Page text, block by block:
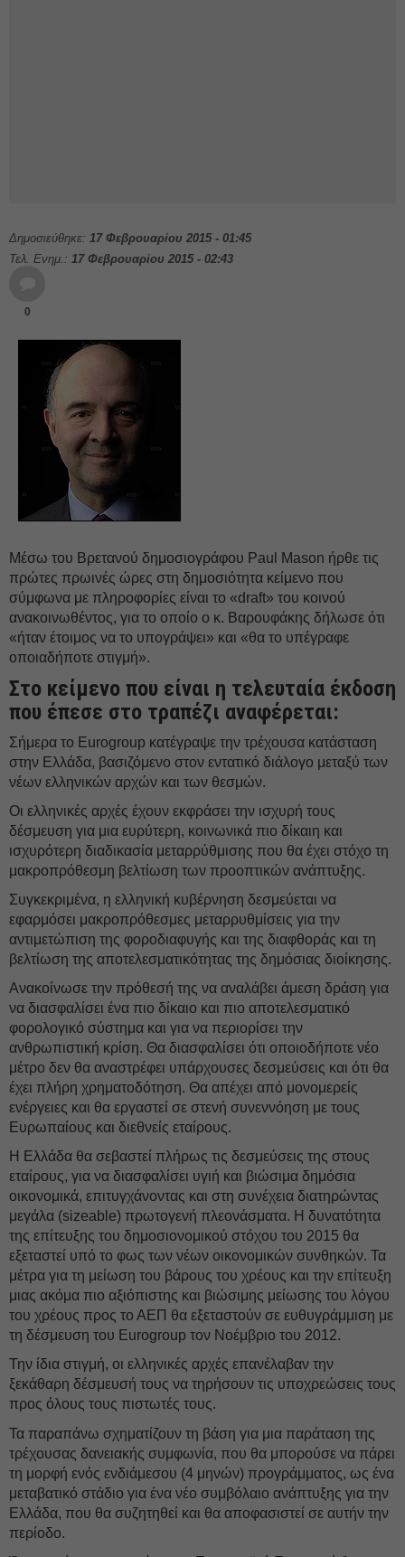
Δημοσιεύθηκε: 17 Φεβρουαρίου 2015 - 01:45
Τελ. Ενημ.: 17 Φεβρουαρίου 2015 - 02:43
0
Μέσω του Βρετανού δημοσιογράφου Paul Μason ήρθε τις
πρώτες πρωινές ώρες στη δημοσιότητα κείμενο που
σύμφωνα με πληροφορίες είναι το «draft» του κοινού
ανακοινωθέντος, για το οποίο ο κ. Βαρουφάκης δήλωσε ότι
«ήταν έτοιμος να το υπογράψει» και «θα το υπέγραφε
οποιαδήποτε στιγμή».
Στο κείμενο που είναι η τελευταία έκδοση
που έπεσε στο τραπέζι αναφέρεται:
Σήμερα το Eurogroup κατέγραψε την τρέχουσα κατάσταση
στην Ελλάδα, βασιζόμενο στον εντατικό διάλογο μεταξύ των
νέων ελληνικών αρχών και των θεσμών.
Οι ελληνικές αρχές έχουν εκφράσει την ισχυρή τους
δέσμευση για μια ευρύτερη, κοινωνικά πιο δίκαιη και
ισχυρότερη διαδικασία μεταρρύθμισης που θα έχει στόχο τη
μακροπρόθεσμη βελτίωση των προοπτικών ανάπτυξης.
Συγκεκριμένα, η ελληνική κυβέρνηση δεσμεύεται να
εφαρμόσει μακροπρόθεσμες μεταρρυθμίσεις για την
αντιμετώπιση της φοροδιαφυγής και της διαφθοράς και τη
βελτίωση της αποτελεσματικότητας της δημόσιας διοίκησης.
Ανακοίνωσε την πρόθεσή της να αναλάβει άμεση δράση για
να διασφαλίσει ένα πιο δίκαιο και πιο αποτελεσματικό
φορολογικό σύστημα και για να περιορίσει την
ανθρωπιστική κρίση. Θα διασφαλίσει ότι οποιοδήποτε νέο
μέτρο δεν θα αναστρέφει υπάρχουσες δεσμεύσεις και ότι θα
έχει πλήρη χρηματοδότηση. Θα απέχει από μονομερείς
ενέργειες και θα εργαστεί σε στενή συνεννόηση με τους
Ευρωπαίους και διεθνείς εταίρους.
Η Ελλάδα θα σεβαστεί πλήρως τις δεσμεύσεις της στους
εταίρους, για να διασφαλίσει υγιή και βιώσιμα δημόσια
οικονομικά, επιτυγχάνοντας και στη συνέχεια διατηρώντας
μεγάλα (sizeable) πρωτογενή πλεονάσματα. Η δυνατότητα
της επίτευξης του δημοσιονομικού στόχου του 2015 θα
εξεταστεί υπό το φως των νέων οικονομικών συνθηκών. Τα
μέτρα για τη μείωση του βάρους του χρέους και την επίτευξη
μιας ακόμα πιο αξιόπιστης και βιώσιμης μείωσης του λόγου
του χρέους προς το ΑΕΠ θα εξεταστούν σε ευθυγράμμιση με
τη δέσμευση του Eurogroup τον Νοέμβριο του 2012.
Την ίδια στιγμή, οι ελληνικές αρχές επανέλαβαν την
ξεκάθαρη δέσμευσή τους να τηρήσουν τις υποχρεώσεις τους
προς όλους τους πιστωτές τους.
Τα παραπάνω σχηματίζουν τη βάση για μια παράταση της
τρέχουσας δανειακής συμφωνία, που θα μπορούσε να πάρει
τη μορφή ενός ενδιάμεσου (4 μηνών) προγράμματος, ως ένα
μεταβατικό στάδιο για ένα νέο συμβόλαιο ανάπτυξης για την
Ελλάδα, που θα συζητηθεί και θα αποφασιστεί σε αυτήν την
περίοδο.